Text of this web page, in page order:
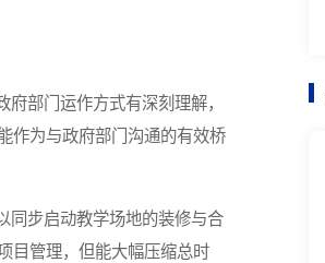
部门运作方式有深刻理解，
作为与政府部门沟通的有效桥
步启动教学场地的装修与合
目管理，但能大幅压缩总时